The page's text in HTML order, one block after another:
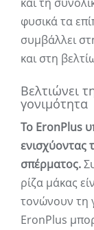
φυσικά τα
συμβάλλει
και στη
Βελτιώνει
γονιμότητα
Το EronPlus
ενισχύοντας
σπέρματος.
ρίζα μάκας
τονώνουν τη
EronPlus